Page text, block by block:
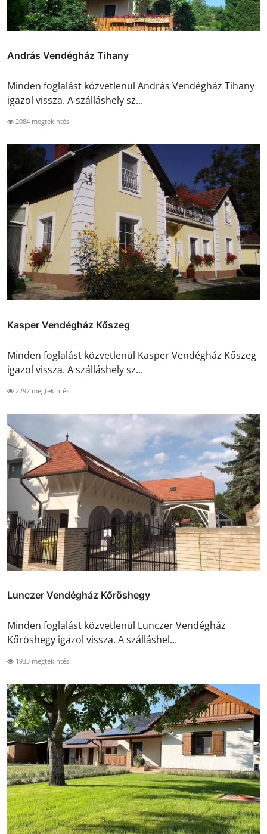
András Vendégház Tihany
Minden foglalást közvetlenül András Vendégház Tihany
igazol vissza. A szálláshely sz...
2084 megtekintés
Kasper Vendégház Kőszeg
Minden foglalást közvetlenül Kasper Vendégház Kőszeg
igazol vissza. A szálláshely sz...
2297 megtekintés
Lunczer Vendégház Kőröshegy
Minden foglalást közvetlenül Lunczer Vendégház
Kőröshegy igazol vissza. A szálláshel...
1933 megtekintés